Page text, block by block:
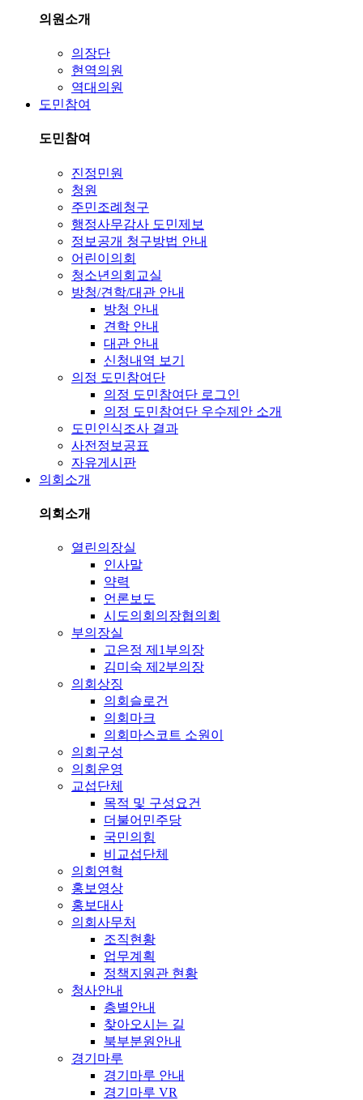
의원소개
의장단
현역의원
역대의원
도민참여
도민참여
진정민원
청원
주민조례청구
행정사무감사 도민제보
정보공개 청구방법 안내
어린이의회
청소년의회교실
방청/견학/대관 안내
방청 안내
견학 안내
대관 안내
신청내역 보기
의정 도민참여단
의정 도민참여단 로그인
의정 도민참여단 우수제안 소개
도민인식조사 결과
사전정보공표
자유게시판
의회소개
의회소개
열린의장실
인사말
약력
언론보도
시도의회의장협의회
부의장실
고은정 제1부의장
김미숙 제2부의장
의회상징
의회슬로건
의회마크
의회마스코트 소원이
의회구성
의회운영
교섭단체
목적 및 구성요건
더불어민주당
국민의힘
비교섭단체
의회연혁
홍보영상
홍보대사
의회사무처
조직현황
업무계획
정책지원관 현황
청사안내
층별안내
찾아오시는 길
북부분원안내
경기마루
경기마루 안내
경기마루 VR